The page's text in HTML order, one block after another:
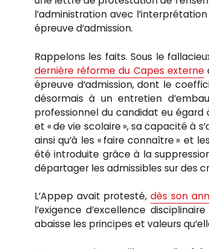
l’administration avec
épreuve d’admission.
Rappelons les faits. Sous le
dernière réforme du Capes externe
épreuve d’admission, dont le
désormais à un entretien
professionnel du candidat eu égard
et « de vie scolaire », sa capacité à
ainsi qu’à les « faire connaître » et
été introduite grâce à la
départager les admissibles sur des
L’Appep avait protesté,dès son
l’exigence d’excellence
abaisse les principes et valeurs